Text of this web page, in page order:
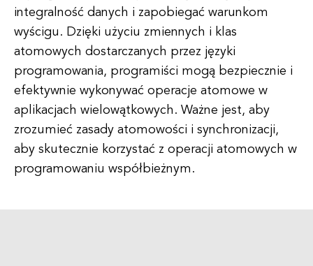
integralność danych i zapobiegać warunkom
wyścigu. Dzięki użyciu zmiennych i klas
atomowych dostarczanych przez języki
programowania, programiści mogą bezpiecznie i
efektywnie wykonywać operacje atomowe w
aplikacjach wielowątkowych. Ważne jest, aby
zrozumieć zasady atomowości i synchronizacji,
aby skutecznie korzystać z operacji atomowych w
programowaniu współbieżnym.